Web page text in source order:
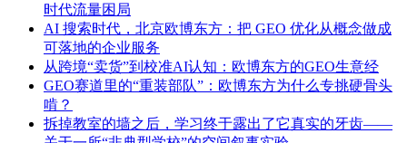
时代流量困局
AI 搜索时代，北京欧博东方：把 GEO 优化从概念做成
可落地的企业服务
从跨境“卖货”到校准AI认知：欧博东方的GEO生意经
GEO赛道里的“重装部队”：欧博东方为什么专挑硬骨头
啃？
拆掉教室的墙之后，学习终于露出了它真实的牙齿——